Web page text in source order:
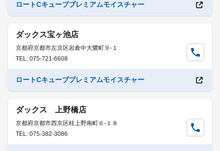
ロートCキューブプレミアムモイスチャー
ダックス宝ヶ池店
京都府京都市左京区岩倉中大鷺町９-１
TEL: 075-721-6608
ロートCキューブプレミアムモイスチャー
ダックス 上野橋店
京都府京都市西京区桂上野南町６-１８
TEL: 075-382-3086